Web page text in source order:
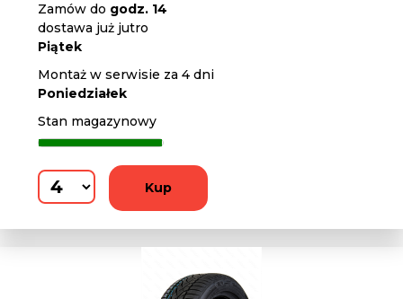
Zamów do godz. 14
dostawa już jutro
Piątek
Montaż w serwisie za 4 dni
Poniedziałek
Stan magazynowy
Kup